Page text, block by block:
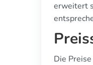
erweitert
Die